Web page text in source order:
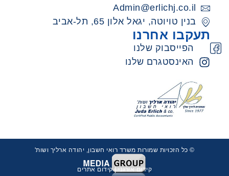
Admin@erlichj.co.il
בנין טויוטה, יגאל אלון 65, תל-אביב
תעקבו אחרנו
הפייסבוק שלנו
האינסטגרם שלנו
© כל הזכויות שמורות משרד רואי חשבון, יהודה ארליך ושות'
קידום אורגני|קידום אתרים